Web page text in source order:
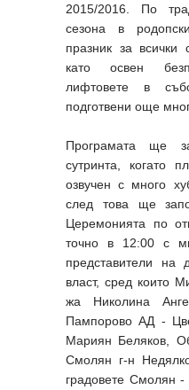
2015/2016. По
сезона в
празник за всички
като освен
лифтовете в
подготвени още
Програмата ще
сутринта, когато
озвучен с много
след това ще
Церемонията по
точно в 12:00 с
представители на
власт, сред които
жа Николина
Пампорово АД -
Мариян Беляков,
Смолян г-н
градовете Смолян